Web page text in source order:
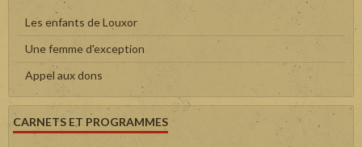
Les enfants de Louxor
Une femme d'exception
Appel aux dons
CARNETS ET PROGRAMMES